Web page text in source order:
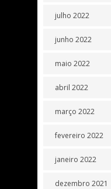
julho 2022
junho 2022
maio 2022
abril 2022
março 2022
fevereiro 2022
janeiro 2022
dezembro 2021